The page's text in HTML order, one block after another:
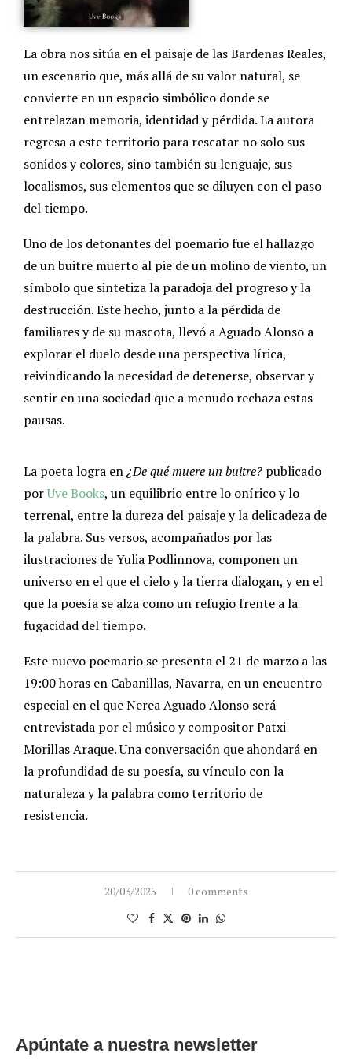
La obra nos sitúa en el paisaje de las Bardenas Reales,
un escenario que, más allá de su valor natural, se
convierte en un espacio simbólico donde se
entrelazan memoria, identidad y pérdida. La autora
regresa a este territorio para rescatar no solo sus
sonidos y colores, sino también su lenguaje, sus
localismos, sus elementos que se diluyen con el paso
del tiempo.
Uno de los detonantes del poemario fue el hallazgo
de un buitre muerto al pie de un molino de viento, un
símbolo que sintetiza la paradoja del progreso y la
destrucción. Este hecho, junto a la pérdida de
familiares y de su mascota, llevó a Aguado Alonso a
explorar el duelo desde una perspectiva lírica,
reivindicando la necesidad de detenerse, observar y
sentir en una sociedad que a menudo rechaza estas
pausas.
La poeta logra en¿De qué muere un buitre? publicado
porUve Books, un equilibrio entre lo onírico y lo
terrenal, entre la dureza del paisaje y la delicadeza de
la palabra. Sus versos, acompañados por las
ilustraciones de Yulia Podlinnova, componen un
universo en el que el cielo y la tierra dialogan, y en el
que la poesía se alza como un refugio frente a la
fugacidad del tiempo.
Este nuevo poemario se presenta el 21 de marzo a las
19:00 horas en Cabanillas, Navarra, en un encuentro
especial en el que Nerea Aguado Alonso será
entrevistada por el músico y compositor Patxi
Morillas Araque. Una conversación que ahondará en
la profundidad de su poesía, su vínculo con la
naturaleza y la palabra como territorio de
resistencia.
20/03/2025 0 comments
Apúntate a nuestra newsletter